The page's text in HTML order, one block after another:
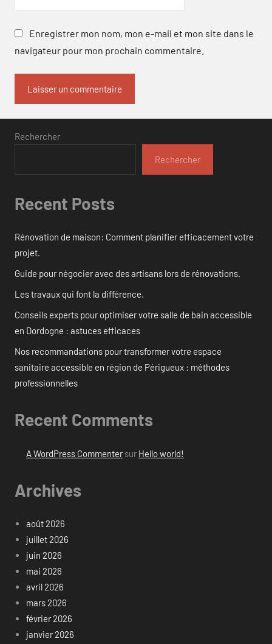
Enregistrer mon nom, mon e-mail et mon site dans le
navigateur pour mon prochain commentaire.
Rechercher
Rechercher
Recent Posts
Rénovation de maison: Comment planifier efficacement votre
projet.
Guide pour négocier avec des artisans lors de rénovations.
Les travaux qui font la différence.
Conseils experts pour optimiser votre salle de bain accessible
en Dordogne : astuces efficaces
Nos recommandations pour transformer votre espace
sanitaire accessible en région de Périgueux : méthodes
professionnelles
Recent Comments
A WordPress Commentersur Hello world!
Archives
août 2026
juillet 2026
juin 2026
mai 2026
avril 2026
mars 2026
février 2026
janvier 2026